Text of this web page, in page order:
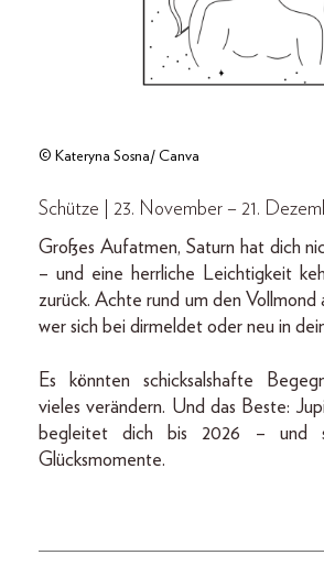
© Kateryna Sosna/ Canva
Schütze | 23. November – 21.
Großes Aufatmen, Saturn hat dich
– und eine herrliche Leichtigkeit
zurück. Achte rund um den Vollmond
wer sich bei dirmeldet oder neu in
Es könnten schicksalshafte
vieles verändern. Und das Beste:
begleitet dich bis 2026 – und
Glücksmomente.